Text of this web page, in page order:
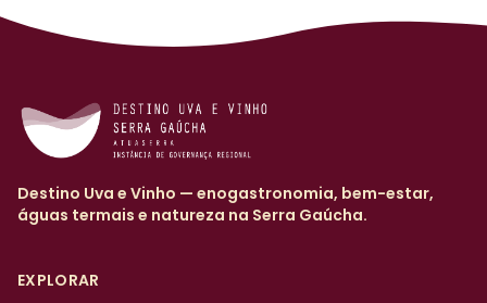
Destino Uva e Vinho — enogastronomia, bem-estar,
águas termais e natureza na Serra Gaúcha.
EXPLORAR